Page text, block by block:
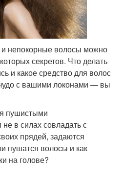
непокорные волосы можно
секретов. Что делать
и какое средство для волос
с вашими локонами — вы
пушистыми
в силах совладать с
прядей, задаются
пушатся волосы и как
на голове?